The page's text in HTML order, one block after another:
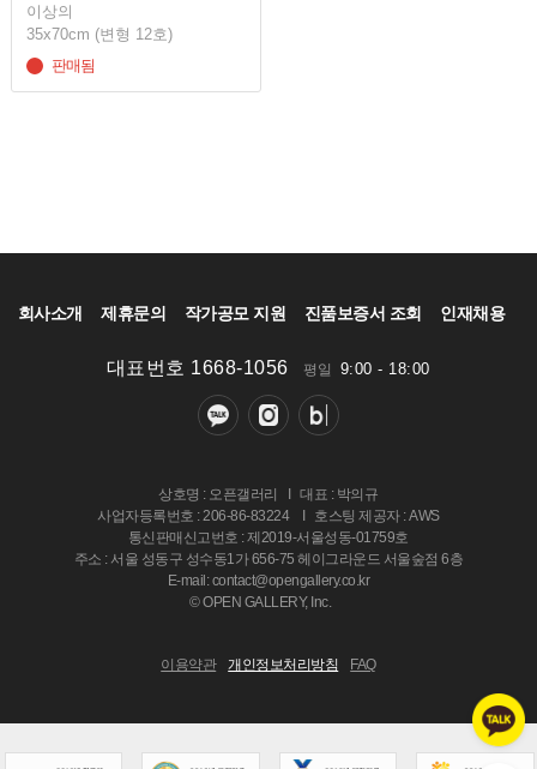
이상의
35x70cm (변형 12호)
판매됨
회사소개 제휴문의 작가공모 지원 진품보증서 조회 인재채용
대표번호 1668-1056 평일 9:00 - 18:00
상호명 : 오픈갤러리
대표 : 박의규
사업자등록번호 : 206-86-83224
호스팅 제공자 : AWS
통신판매신고번호 : 제2019-서울성동-01759호
주소 : 서울 성동구 성수동1가 656-75 헤이그라운드 서울숲점 6층
E-mail: contact@opengallery.co.kr
© OPEN GALLERY, Inc.
이용약관 개인정보처리방침 FAQ